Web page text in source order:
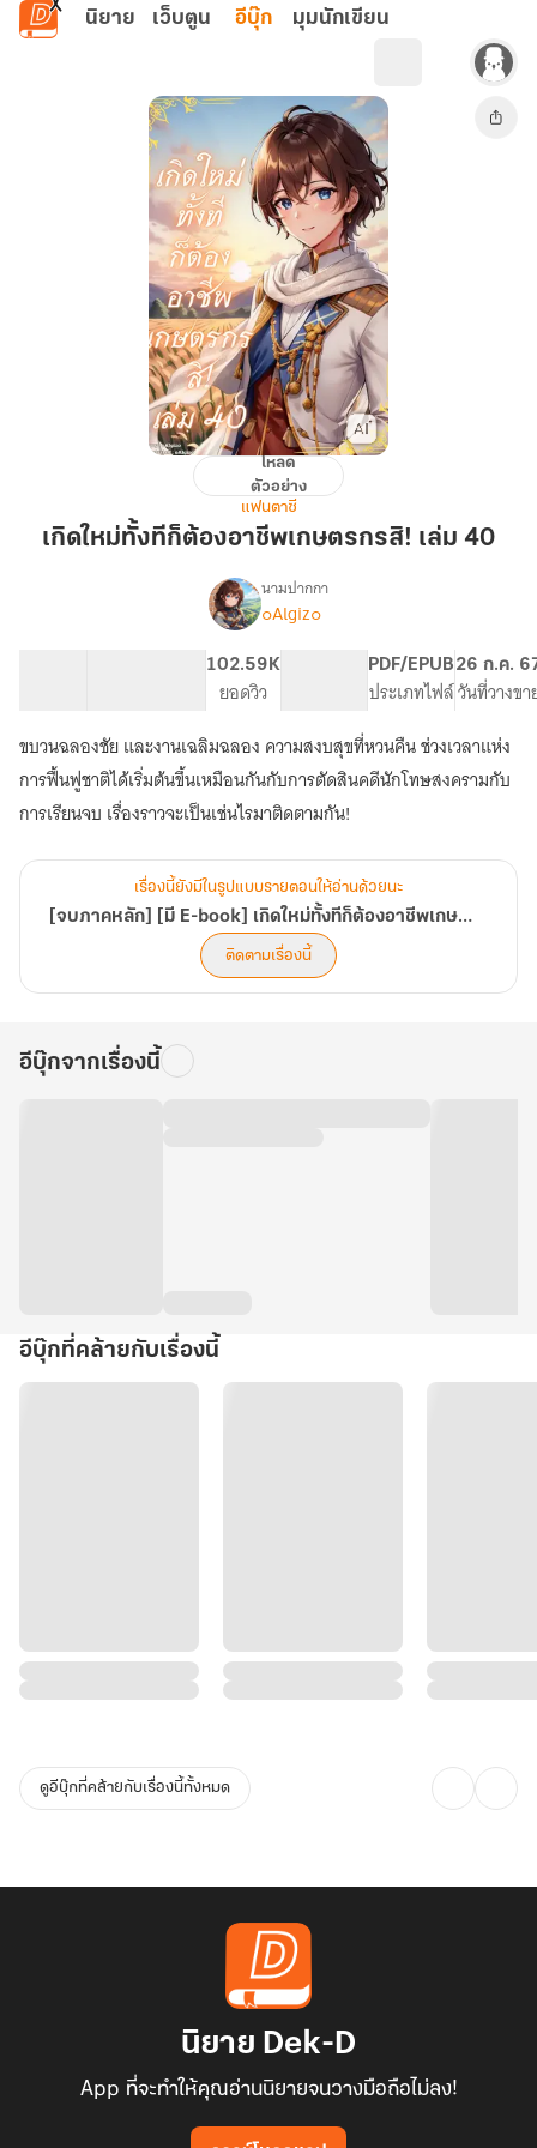
ข้ามไปยังเนื้อหาหลัก
นิยาย เว็บตูน อีบุ๊ก มุมนักเขียน
ทั้งที
โหลด
ตัวอย่าง
แฟนตาซี
เกิดใหม่ทั้งทีก็ต้องอาชีพเกษตรกรสิ! เล่ม 40
เรื่อง[จบ
หลัก]
E-
book]
เกิด
ใหม่
ทั้งที
ต้อง
อาชีพ
เกษตรกร
สิ!
[เริ่ม
Spin
Off!]
นามปากกา
๐Algiz๐
102.59K
ยอดวิว
PDF/EPUB
ประเภทไฟล์
26 ก.ค.
วันที่วางขา
ขบวนฉลองชัย และงานเฉลิมฉลอง ความสงบสุขที่หวนคืน ช่วงเวลาแห่ง
การฟื้นฟูชาติได้เริ่มต้นขึ้นเหมือนกันกับการตัดสินคดีนักโทษสงครามกับ
การเรียนจบ เรื่องราวจะเป็นเช่นไรมาติดตามกัน!
เรื่องนี้ยังมีในรูปแบบรายตอนให้อ่านด้วยนะ
[จบภาคหลัก] [มี E-book] เกิดใหม่ทั้งทีก็ต้องอาชีพเกษตรกรสิ! [เริ่ม Spin Off!]
ติดตามเรื่องนี้
อีบุ๊กจากเรื่องนี้
อีบุ๊กที่คล้ายกับเรื่องนี้
ดูอีบุ๊กที่คล้ายกับเรื่องนี้ทั้งหมด
นิยาย Dek-D
App ที่จะทำให้คุณอ่านนิยายจนวางมือถือไม่ลง!